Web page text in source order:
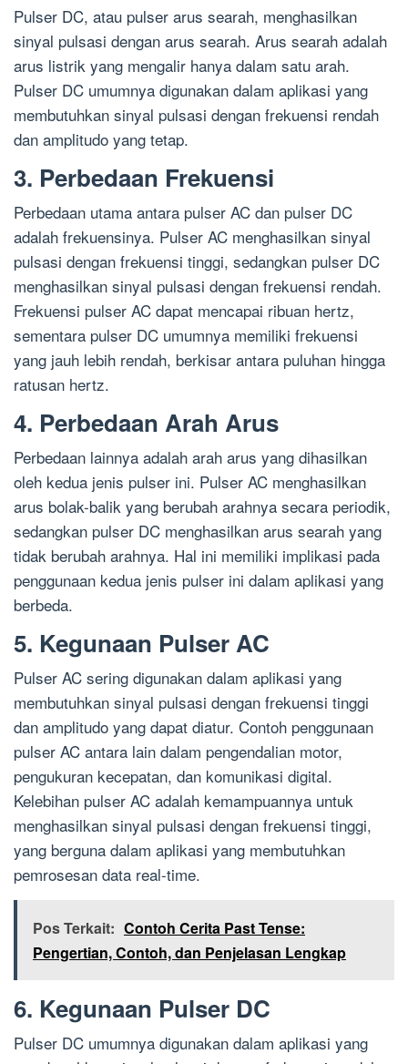
Pulser DC, atau pulser arus searah, menghasilkan
sinyal pulsasi dengan arus searah. Arus searah adalah
arus listrik yang mengalir hanya dalam satu arah.
Pulser DC umumnya digunakan dalam aplikasi yang
membutuhkan sinyal pulsasi dengan frekuensi rendah
dan amplitudo yang tetap.
3. Perbedaan Frekuensi
Perbedaan utama antara pulser AC dan pulser DC
adalah frekuensinya. Pulser AC menghasilkan sinyal
pulsasi dengan frekuensi tinggi, sedangkan pulser DC
menghasilkan sinyal pulsasi dengan frekuensi rendah.
Frekuensi pulser AC dapat mencapai ribuan hertz,
sementara pulser DC umumnya memiliki frekuensi
yang jauh lebih rendah, berkisar antara puluhan hingga
ratusan hertz.
4. Perbedaan Arah Arus
Perbedaan lainnya adalah arah arus yang dihasilkan
oleh kedua jenis pulser ini. Pulser AC menghasilkan
arus bolak-balik yang berubah arahnya secara periodik,
sedangkan pulser DC menghasilkan arus searah yang
tidak berubah arahnya. Hal ini memiliki implikasi pada
penggunaan kedua jenis pulser ini dalam aplikasi yang
berbeda.
5. Kegunaan Pulser AC
Pulser AC sering digunakan dalam aplikasi yang
membutuhkan sinyal pulsasi dengan frekuensi tinggi
dan amplitudo yang dapat diatur. Contoh penggunaan
pulser AC antara lain dalam pengendalian motor,
pengukuran kecepatan, dan komunikasi digital.
Kelebihan pulser AC adalah kemampuannya untuk
menghasilkan sinyal pulsasi dengan frekuensi tinggi,
yang berguna dalam aplikasi yang membutuhkan
pemrosesan data real-time.
Pos Terkait: Contoh Cerita Past Tense:
Pengertian, Contoh, dan Penjelasan Lengkap
6. Kegunaan Pulser DC
Pulser DC umumnya digunakan dalam aplikasi yang